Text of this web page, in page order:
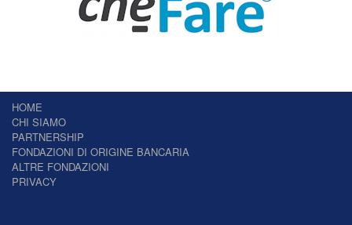
HOME
CHI SIAMO
PARTNERSHIP
FONDAZIONI DI ORIGINE BANCARIA
ALTRE FONDAZIONI
PRIVACY